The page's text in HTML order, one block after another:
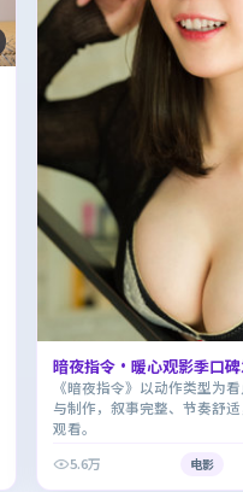
暗夜指令·暖心观影季口
《暗夜指令》以动作类型为
与制作，叙事完整、节奏舒
观看。
5.6万
电影